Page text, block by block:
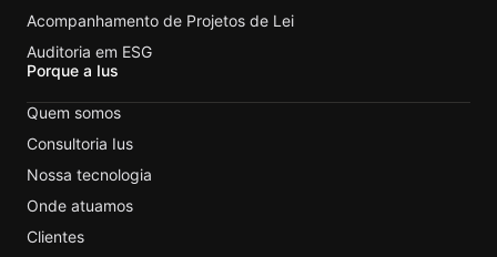
Acompanhamento de Projetos de Lei
Auditoria em ESG
Porque a Ius
Quem somos
Consultoria Ius
Nossa tecnologia
Onde atuamos
Clientes